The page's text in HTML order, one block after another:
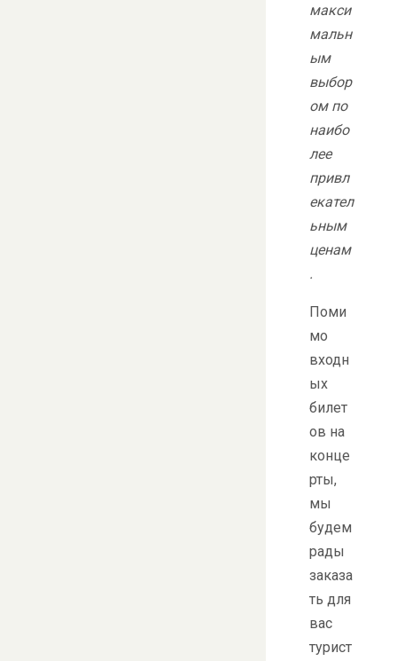
макси
мальн
ым
выбор
ом по
наибо
лее
привл
екател
ьным
ценам
.
Поми
мо
входн
ых
билет
ов на
конце
рты,
мы
будем
рады
заказа
ть для
вас
турист